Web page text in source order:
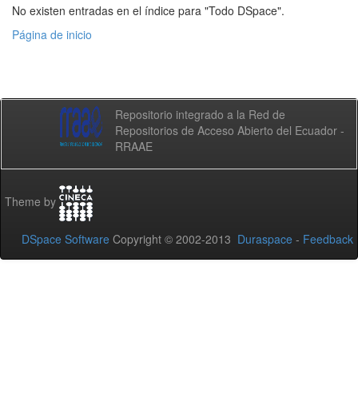
No existen entradas en el índice para "Todo DSpace".
Página de inicio
Repositorio integrado a la Red de
Repositorios de Acceso Abierto del Ecuador -
RRAAE
Theme by
DSpace Software Copyright © 2002-2013 Duraspace - Feedback